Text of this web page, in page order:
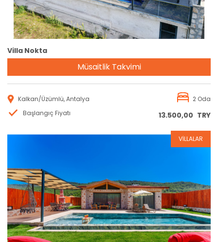
Villa Nokta
Müsaitlik Takvimi
Kalkan/Üzümlü, Antalya
2 Oda
Başlangıç Fiyatı
13.500,00 TRY
Rezervasyon
VİLLALAR